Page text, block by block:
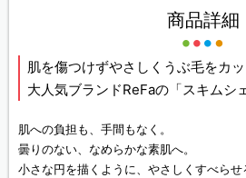
商品詳細
肌を傷つけずやさしくうぶ毛をカ
大人気ブランドReFaの「スキムシ
肌への負担も、手間もなく。
曇りのない、なめらかな素肌へ。
小さな円を描くように、やさしくすべら